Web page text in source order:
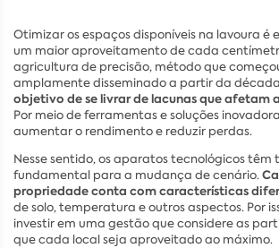
Otimizar os espaços disponíveis na lavoura é
um maior aproveitamento de cada
agricultura de precisão, método que
amplamente disseminado a partir da
objetivo de se livrar de lacunas que afetam
Por meio de ferramentas e soluções
aumentar o rendimento e reduzir perdas.
Nesse sentido, os aparatos tecnológicos têm
fundamental para a mudança de cenário.
propriedade conta com características
de solo, temperatura e outros aspectos. Por
investir em uma gestão que considere as
que cada local seja aproveitado ao máximo.